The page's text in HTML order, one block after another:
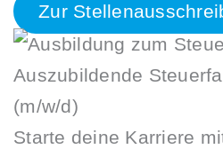
Zur
Auszubildende
(m/w/d)
Starte deine Karriere